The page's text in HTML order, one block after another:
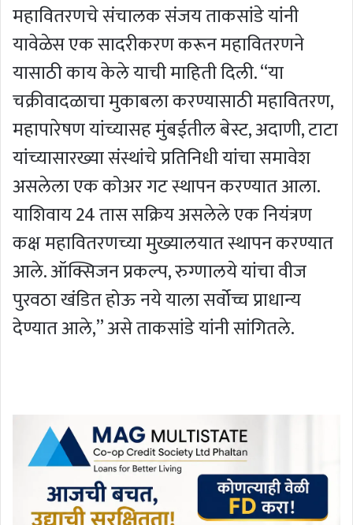
महावितरणचे संचालक संजय ताकसांडे यांनी
यावेळेस एक सादरीकरण करून महावितरणने
यासाठी काय केले याची माहिती दिली. “या
चक्रीवादळाचा मुकाबला करण्यासाठी महावितरण,
महापारेषण यांच्यासह मुंबईतील बेस्ट, अदाणी, टाटा
यांच्यासारख्या संस्थांचे प्रतिनिधी यांचा समावेश
असलेला एक कोअर गट स्थापन करण्यात आला.
याशिवाय 24 तास सक्रिय असलेले एक नियंत्रण
कक्ष महावितरणच्या मुख्यालयात स्थापन करण्यात
आले. ऑक्सिजन प्रकल्प, रुग्णालये यांचा वीज
पुरवठा खंडित होऊ नये याला सर्वोच्च प्राधान्य
देण्यात आले,” असे ताकसांडे यांनी सांगितले.